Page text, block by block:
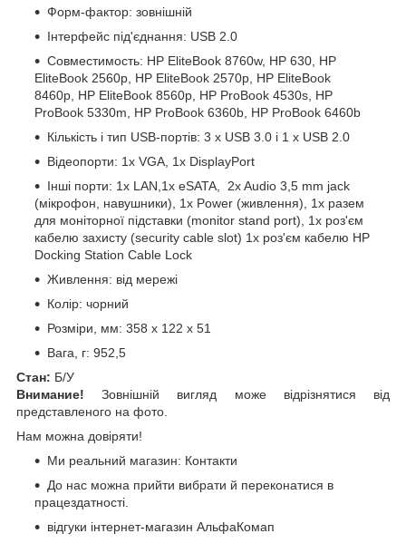
Форм-фактор: зовнішній
Інтерфейс під'єднання: USB 2.0
Совместимость: HP EliteBook 8760w, HP 630, HP
EliteBook 2560p, HP EliteBook 2570p, HP EliteBook
8460p, HP EliteBook 8560p, HP ProBook 4530s, HP
ProBook 5330m, HP ProBook 6360b, HP ProBook 6460b
Кількість і тип USB-портів: 3 x USB 3.0 і 1 x USB 2.0
Відеопорти: 1x VGA, 1x DisplayPort
Інші порти: 1x LAN,1x eSATA, 2x Audio 3,5 mm jack
(мікрофон, навушники), 1x Power (живлення), 1x pазем
для моніторної підставки (monitor stand port), 1x роз'єм
кабелю захисту (security cable slot) 1x роз'єм кабелю HP
Docking Station Cable Lock
Живлення: від мережі
Колір: чорний
Розміри, мм: 358 x 122 x 51
Вага, г: 952,5
Стан: Б/У
Внимание!Зовнішній вигляд може відрізнятися від
представленого на фото.
Нам можна довіряти!
Ми реальний магазин: Контакти
До нас можна прийти вибрати й переконатися в
працездатності.
відгуки інтернет-магазин АльфаКомап